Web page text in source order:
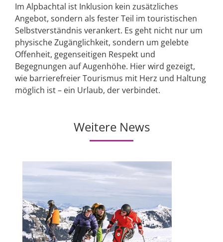
Im Alpbachtal ist Inklusion kein zusätzliches
Angebot, sondern als fester Teil im touristischen
Selbstverständnis verankert. Es geht nicht nur um
physische Zugänglichkeit, sondern um gelebte
Offenheit, gegenseitigen Respekt und
Begegnungen auf Augenhöhe. Hier wird gezeigt,
wie barrierefreier Tourismus mit Herz und Haltung
möglich ist – ein Urlaub, der verbindet.
Weitere News